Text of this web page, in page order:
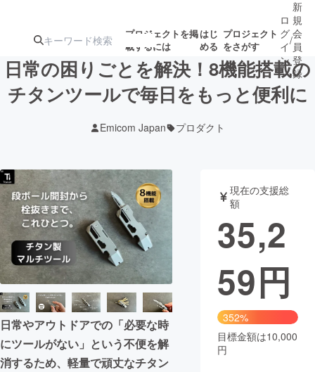
プロジェクトを掲
載するには
はじ
める
プロジェクト
をさがす
ジェクト
募集終了が近いプ
ロジェクト
アート・写真 音楽
テクノロジー・ガジェット ゲーム・
映像・映画 書籍・雑誌
ビジネス・起業 チャレンジ
まちづくり・地域活性化
ロ
グ
イ
ン
/
新
規
会
員
登
録
日常の困りごとを解決！8機能搭載の
チタンツールで毎日をもっと便利に
Emicom Japan プロダクト
日常やアウトドアでの「必要な時
にツールがない」という不便を解
消するため、軽量で頑丈なチタン
現在の支援総
額
35,2
59円
352%
目標金額は10,000
円